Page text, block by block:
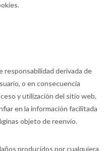
responsabilidad derivada de
o en consecuencia
y utilización del sitio web,
en la información facilitada
objeto de reenvío.
producidos por cualquiera